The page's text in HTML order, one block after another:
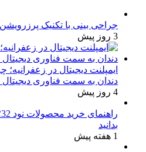
جراحی بینی با تکنیک پرزرویشن
3 روز پیش
ایمپلنت دیجیتال در
دندان به سمت فناوری
4 روز پیش
بدانید
1 هفته پیش